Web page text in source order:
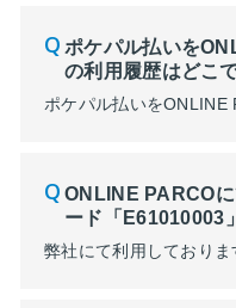
ポケパル払いを
の利用履歴はどこ
ONLINE PARCO
ード「E61010003